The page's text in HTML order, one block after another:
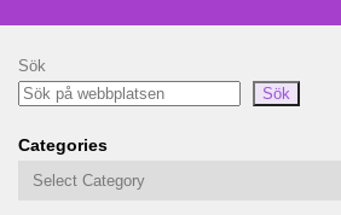
Sök
Sök
Categories